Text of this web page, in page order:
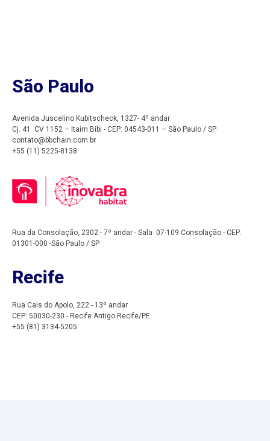
São Paulo
Avenida Juscelino Kubitscheck, 1327- 4º andar
Cj. 41 CV 1152 – Itaim Bibi - CEP: 04543-011 – São Paulo / SP
contato@bbchain.com.br
+55 (11) 5225-8138
Rua da Consolação, 2302 - 7º andar - Sala 07-109 Consolação - CEP:
01301-000 -São Paulo / SP
Recife
Rua Cais do Apolo, 222 - 13º andar
CEP: 50030-230 - Recife Antigo Recife/PE
+55 (81) 3134-5205